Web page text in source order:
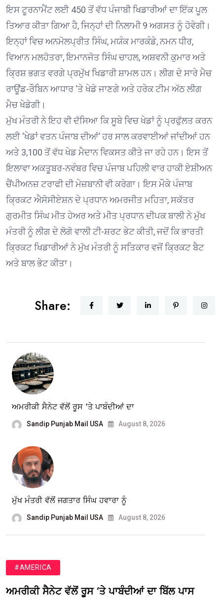
ਇਸ ਟੂਰਨਾਮੈਂਟ ਲਈ 450 ਤੋਂ ਵੱਧ ਪੰਜਾਬੀ ਖਿਡਾਰੀਆਂ ਦਾ ਇੱਕ ਪੂਲ
ਤਿਆਰ ਕੀਤਾ ਗਿਆ ਹੈ, ਜਿਨ੍ਹਾਂ ਦੀ ਨਿਲਾਮੀ 9 ਅਗਸਤ ਨੂੰ ਹੋਵੇਗੀ।
ਇਨ੍ਹਾਂ ਵਿਚ ਅਨਮੋਲਪ੍ਰੀਤ ਸਿੰਘ, ਮਯੰਕ ਮਾਰਕੰਡੇ, ਨਮਨ ਧੀਰ,
ਵਿਆਨ ਮਲਹੋਤਰਾ, ਇਮਾਨਜੋਤ ਸਿੰਘ ਚਾਹਲ, ਅਸ਼ਵਨੀ ਕੁਮਾਰ ਅਤੇ
ਕ੍ਰਿਸ਼ ਭਗਤ ਵਰਗੇ ਪ੍ਰਮੁੱਖ ਖਿਡਾਰੀ ਸ਼ਾਮਲ ਹਨ। ਲੀਗ ਦੇ ਸਾਰੇ ਮੈਚ
ਰਾਊਂਡ-ਰੌਬਿਨ ਆਧਾਰ ‘ਤੇ ਖੇਡੇ ਜਾਣਗੇ ਅਤੇ ਹਰੇਕ ਟੀਮ ਅੱਠ ਲੀਗ
ਮੈਚ ਖੇਡੇਗੀ।
ਮੁੱਖ ਮੰਤਰੀ ਨੇ ਇਹ ਵੀ ਦੱਸਿਆ ਕਿ ਸੂਬੇ ਵਿਚ ਖੇਡਾਂ ਨੂੰ ਪ੍ਰਫੁੱਲਤ ਕਰਨ
ਲਈ ‘ਖੇਡਾਂ ਵਤਨ ਪੰਜਾਬ ਦੀਆਂ’ ਹਰ ਸਾਲ ਕਰਵਾਈਆਂ ਜਾਂਦੀਆਂ ਹਨ
ਅਤੇ 3,100 ਤੋਂ ਵੱਧ ਖੇਡ ਮੈਦਾਨ ਵਿਕਸਤ ਕੀਤੇ ਜਾ ਰਹੇ ਹਨ। ਇਸ ਤੋਂ
ਇਲਾਵਾ ਅਕਤੂਬਰ-ਨਵੰਬਰ ਵਿਚ ਪੰਜਾਬ ਪਹਿਲੀ ਵਾਰ ਹਾਕੀ ਏਸ਼ੀਅਨ
ਚੈਂਪੀਅਨਜ਼ ਟਰਾਫੀ ਦੀ ਮੇਜ਼ਬਾਨੀ ਵੀ ਕਰੇਗਾ। ਇਸ ਮੌਕੇ ਪੰਜਾਬ
ਕ੍ਰਿਕਟ ਐਸੋਸੀਏਸ਼ਨ ਦੇ ਪ੍ਰਧਾਨ ਅਮਰਜੀਤ ਮਹਿਤਾ, ਸਕੱਤਰ
ਗੁਰਮੀਤ ਸਿੰਘ ਮੀਤ ਹੇਅਰ ਅਤੇ ਮੀਤ ਪ੍ਰਧਾਨ ਦੀਪਕ ਬਾਲੀ ਨੇ ਮੁੱਖ
ਮੰਤਰੀ ਨੂੰ ਲੀਗ ਦੇ ਲੋਗੋ ਵਾਲੀ ਟੀ-ਸ਼ਰਟ ਭੇਟ ਕੀਤੀ, ਜਦੋਂ ਕਿ ਭਾਰਤੀ
ਕ੍ਰਿਕਟ ਖਿਡਾਰੀਆਂ ਨੇ ਮੁੱਖ ਮੰਤਰੀ ਨੂੰ ਸਤਿਕਾਰ ਵਜੋਂ ਕ੍ਰਿਕਟ ਬੈਟ
ਅਤੇ ਬਾਲ ਭੇਟ ਕੀਤਾ।
Share:
ਅਮਰੀਕੀ ਸੈਨੇਟ ਵੱਲੋਂ ਰੂਸ ‘ਤੇ ਪਾਬੰਦੀਆਂ ਦਾ
Sandip Punjab Mail USA August 8, 2026
ਮੁੱਖ ਮੰਤਰੀ ਵੱਲੋਂ ਜਗਤਾਰ ਸਿੰਘ ਹਵਾਰਾ ਨੂੰ
Sandip Punjab Mail USA August 8, 2026
#AMERICA
ਅਮਰੀਕੀ ਸੈਨੇਟ ਵੱਲੋਂ ਰੂਸ ‘ਤੇ ਪਾਬੰਦੀਆਂ ਦਾ ਬਿੱਲ ਪਾਸ